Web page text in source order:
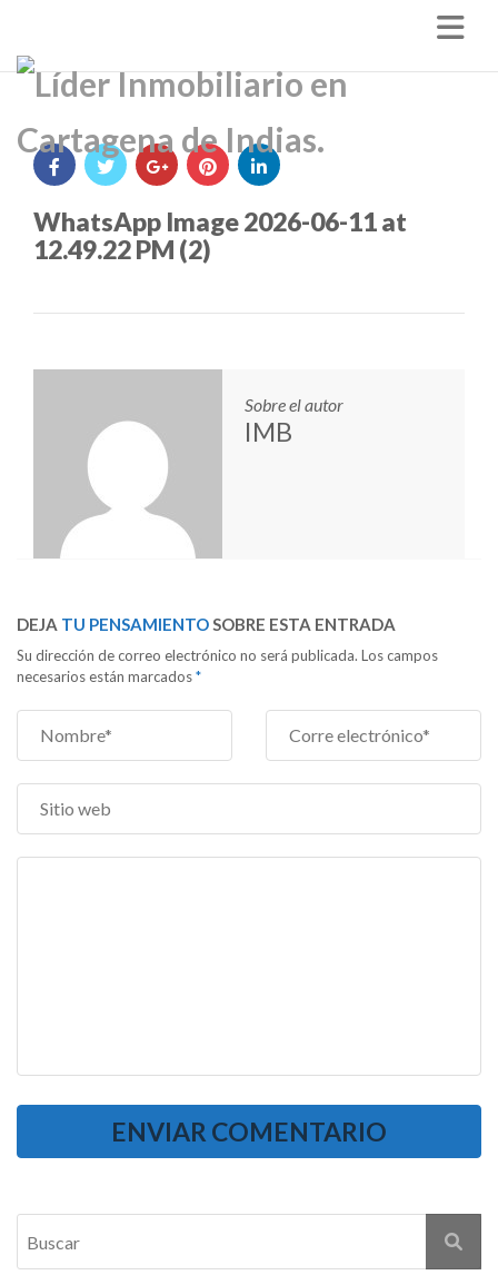
WhatsApp Image 2026-06-11 at
12.49.22 PM (2)
Sobre el autor
IMB
DEJA TU PENSAMIENTOSOBRE ESTA ENTRADA
Su dirección de correo electrónico no será publicada. Los campos
necesarios están marcados*